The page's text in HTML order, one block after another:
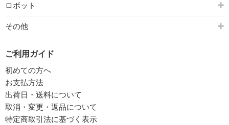
ロボット
その他
ご利用ガイド
初めての方へ
お支払方法
出荷日・送料について
取消・変更・返品について
特定商取引法に基づく表示